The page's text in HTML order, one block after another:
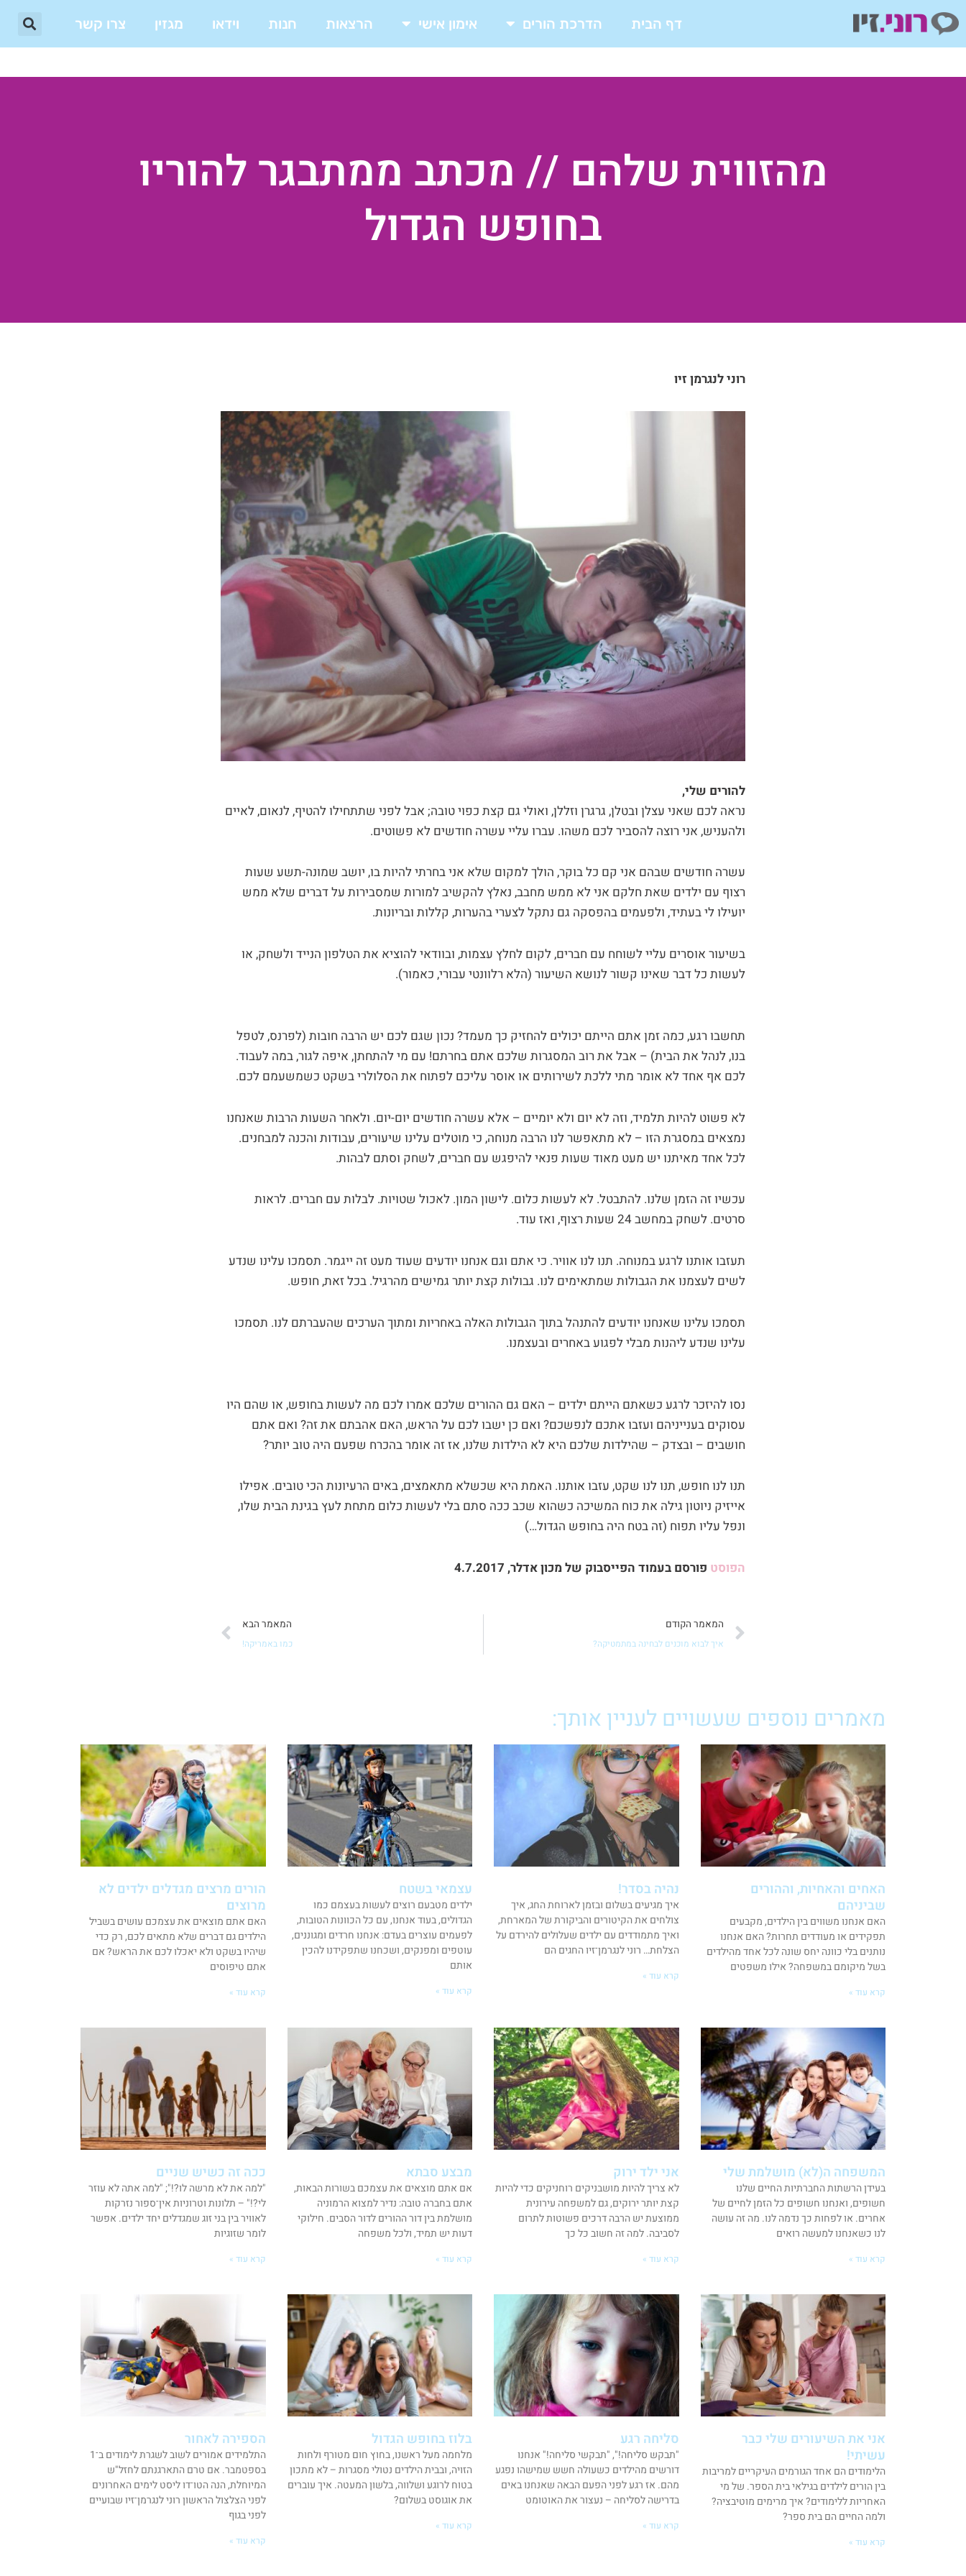
דילוג
לתוכן
דף הבית הדרכת הורים אימון אישי הרצאות חנות וידאו מגזין צרו קשר
מהזווית שלהם // מכתב ממתבגר להוריו
בחופש הגדול
רוני לנגרמן זיו
להורים שלי,
נראה לכם שאני עצלן ובטלן, גרגרן וזללן, ואולי גם קצת כפוי טובה; אבל לפני שתתחילו להטיף, לנאום, לאיים
ולהעניש, אני רוצה להסביר לכם משהו. עברו עליי עשרה חודשים לא פשוטים.
עשרה חודשים שבהם אני קם כל בוקר, הולך למקום שלא אני בחרתי להיות בו, יושב שמונה-תשע שעות
רצוף עם ילדים שאת חלקם אני לא ממש מחבב, נאלץ להקשיב למורות שמסבירות על דברים שלא ממש
יועילו לי בעתיד, ולפעמים בהפסקה גם נתקל לצערי בהערות, קללות ובריונות.
בשיעור אוסרים עליי לשוחח עם חברים, לקום לחלץ עצמות, ובוודאי להוציא את הטלפון הנייד ולשחק, או
לעשות כל דבר שאינו קשור לנושא השיעור (הלא רלוונטי עבורי, כאמור).
תחשבו רגע, כמה זמן אתם הייתם יכולים להחזיק כך מעמד? נכון שגם לכם יש הרבה חובות (לפרנס, לטפל
בנו, לנהל את הבית) – אבל את רוב המסגרות שלכם אתם בחרתם! עם מי להתחתן, איפה לגור, במה לעבוד.
לכם אף אחד לא אומר מתי ללכת לשירותים או אוסר עליכם לפתוח את הסלולרי בשקט כשמשעמם לכם.
לא פשוט להיות תלמיד, וזה לא יום ולא יומיים – אלא עשרה חודשים יום-יום. ולאחר השעות הרבות שאנחנו
נמצאים במסגרת הזו – לא מתאפשר לנו הרבה מנוחה, כי מוטלים עלינו שיעורים, עבודות והכנה למבחנים.
לכל אחד מאיתנו יש מעט מאוד שעות פנאי להיפגש עם חברים, לשחק וסתם לבהות.
עכשיו זה הזמן שלנו. להתבטל. לא לעשות כלום. לישון המון. לאכול שטויות. לבלות עם חברים. לראות
סרטים. לשחק במחשב 24 שעות רצוף, ואז עוד.
תעזבו אותנו לרגע במנוחה. תנו לנו אוויר. כי אתם וגם אנחנו יודעים שעוד מעט זה ייגמר. תסמכו עלינו שנדע
לשים לעצמנו את הגבולות שמתאימים לנו. גבולות קצת יותר גמישים מהרגיל. בכל זאת, חופש.
תסמכו עלינו שאנחנו יודעים להתנהל בתוך הגבולות האלה באחריות ומתוך הערכים שהעברתם לנו. תסמכו
עלינו שנדע ליהנות מבלי לפגוע באחרים ובעצמנו.
נסו להיזכר לרגע כשאתם הייתם ילדים – האם גם ההורים שלכם אמרו לכם מה לעשות בחופש, או שהם היו
עסוקים בענייניהם ועזבו אתכם לנפשכם? ואם כן ישבו לכם על הראש, האם אהבתם את זה? ואם אתם
חושבים – ובצדק – שהילדות שלכם היא לא הילדות שלנו, אז זה אומר בהכרח שפעם היה טוב יותר?
תנו לנו חופש, תנו לנו שקט, עזבו אותנו. האמת היא שכשלא מתאמצים, באים הרעיונות הכי טובים. אפילו
אייזיק ניוטון גילה את כוח המשיכה כשהוא שכב ככה סתם בלי לעשות כלום מתחת לעץ בגינת הבית שלו,
ונפל עליו תפוח (זה בטח היה בחופש הגדול…)
הפוסט פורסם בעמוד הפייסבוק של מכון אדלר, 4.7.2017
קודם
המאמר הקודם
איך לבוא מוכנים לבחינה במתמטיקה?
המאמר הבא
כמו באמריקה!
מאמרים נוספים שעשויים לעניין אותך:
האחים והאחיות, וההורים
שביניהם
האם אנחנו משווים בין הילדים, מקבעים
תפקידים או מעודדים תחרות? האם אנחנו
נותנים בלי כוונה יחס שונה לכל אחד מהילדים
בשל מיקומם במשפחה? אילו משפטים
קרא עוד »
נהיה בסדר!
איך מגיעים בשלום ובזמן לארוחת החג, איך
צולחים את הקיטורים והביקורת של המארחת,
ואיך מתמודדים עם ילדים שעלולים להירדם על
הצלחת… רוני לנגרמן־זיו החגים הם
קרא עוד »
עצמאי בשטח
ילדים מטבעם רוצים לעשות בעצמם כמו
הגדולים, בעוד אנחנו, עם כל הכוונות הטובות,
לפעמים עוצרים בעדם: אנחנו חרדים ומגוננים,
עוטפים ומפנקים, ושכחנו שתפקידנו להכין
אותם
קרא עוד »
הורים מרצים מגדלים ילדים לא
מרוצים
האם אתם מוצאים את עצמכם עושים בשביל
הילדים גם דברים שלא מתאים לכם, רק כדי
שיהיו בשקט ולא יאכלו לכם את הראש? אם
אתם טיפוסים
קרא עוד »
המשפחה ה(לא) מושלמת שלי
בעידן הרשתות החברתיות החיים שלנו
חשופים, ואנחנו חשופים כל הזמן לחיים של
אחרים. או לפחות כך נדמה לנו. מה זה עושה
לנו כשאנחנו למעשה רואים
קרא עוד »
אני ילד ירוק
לא צריך להיות מושבניקים רוחניקים כדי להיות
קצת יותר ירוקים, גם למשפחה עירונית
ממוצעת יש הרבה דרכים פשוטות לתרום
לסביבה. למה זה חשוב כל כך
קרא עוד »
מבצע סבתא
אם אתם מוצאים את עצמכם בשורות הבאות,
אתם בחברה טובה: נדיר למצוא הרמוניה
מושלמת בין דור ההורים לדור הסבים. חילוקי
דעות יש תמיד, ולכל משפחה
קרא עוד »
ככה זה כשיש שניים
"למה את לא מרשה לו?!"; "למה אתה לא עוזר
לי?!" – תלונות וטרוניות אין־ספור נזרקות
לאוויר בין בני זוג שמגדלים יחד ילדים. אפשר
לומר שזוגיות
קרא עוד »
אני את השיעורים שלי כבר
עשיתי!
הלימודים הם אחד הגורמים העיקריים למריבות
בין הורים לילדים בגילאי בית הספר. של מי
האחריות ללימודים? איך מרימים מוטיבציה?
ולמה החיים הם בית ספר?
קרא עוד »
סליחה רגע
"תבקש סליחה!", "תבקשי סליחה!" אנחנו
דורשים מהילדים כשעולה חשש שמישהו נפגע
מהם. אז רגע לפני הפעם הבאה שאנחנו באים
בדרישה לסליחה – נעצור את האוטומט
קרא עוד »
בלוז בחופש הגדול
מלחמה מעל ראשנו, בחוץ חום מטורף ולחות
הזויה, ובבית הילדים נטולי מסגרות – לא מתכון
בטוח לרוגע ושלווה, בלשון המעטה. איך עוברים
את אוגוסט בשלום?
קרא עוד »
הספירה לאחור
התלמידים אמורים לשוב לשגרת לימודים ב־1
בספטמבר. אם טרם התארגנתם לחזל"ש
המיוחלת, הנה הטו־דו ליסט לימים האחרונים
לפני הצלצול הראשון רוני לנגרמן־זיו שבועיים
לפני בגוף
קרא עוד »